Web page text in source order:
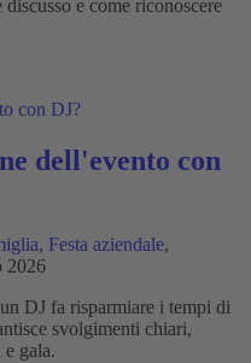
e come riconoscere
dell'evento con
, Festa aziendale,
2026
DJ fa risparmiare i tempi di
svolgimenti chiari,
gala.